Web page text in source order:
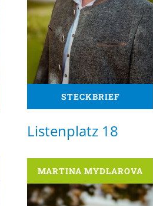
STECKBRIEF
Listenplatz 18
MARTINA MYDLAROVA